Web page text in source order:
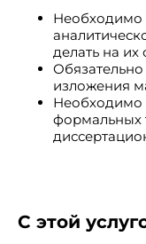
Необходимо
делать на
изложения
Необходимо
формальных
С этой